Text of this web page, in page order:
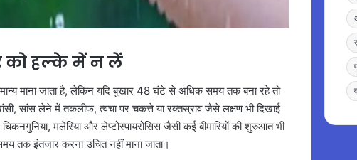
को हल्के में न लें
माना जाता है, लेकिन यदि बुखार 48 घंटे से अधिक समय तक बना रहे तो
सांस लेने में तकलीफ, त्वचा पर चकत्ते या रक्तस्राव जैसे लक्षण भी दिखाई
मलेरिया और लेप्टोस्पायरोसिस जैसी कई बीमारियों की शुरुआत भी
तक इंतजार करना उचित नहीं माना जाता।